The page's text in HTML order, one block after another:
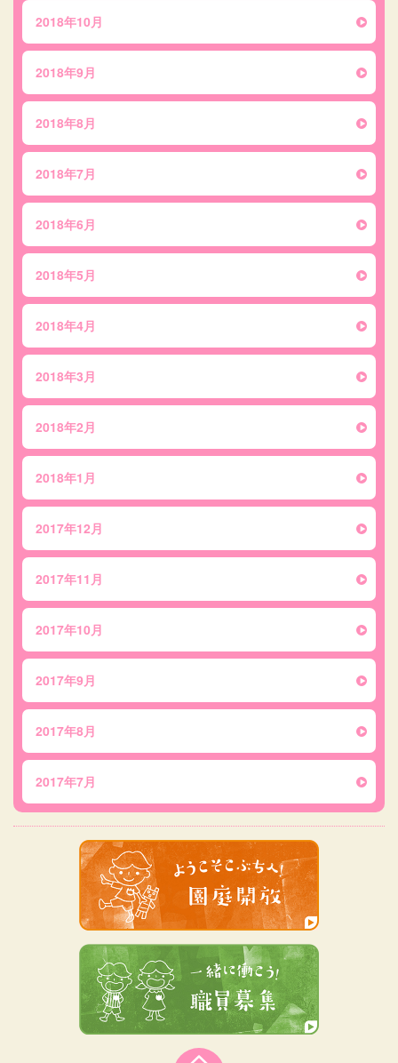
2018年10月
2018年9月
2018年8月
2018年7月
2018年6月
2018年5月
2018年4月
2018年3月
2018年2月
2018年1月
2017年12月
2017年11月
2017年10月
2017年9月
2017年8月
2017年7月